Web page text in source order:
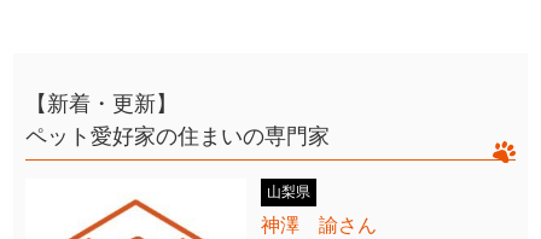
【新着・更新】
ペット愛好家の住まいの専門家
山梨県
神澤 諭さん